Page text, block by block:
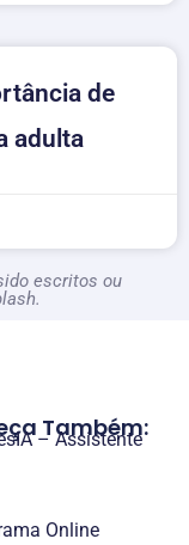
de
adulta
escritos ou
Também:
– Assistente
Online